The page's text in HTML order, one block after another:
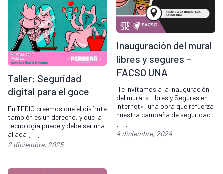
Taller: Seguridad
digital para el goce
En TEDIC creemos que el disfrute
también es un derecho, y que la
tecnología puede y debe ser una
aliada […]
2 diciembre, 2025
Inauguración del mural
libres y segures –
FACSO UNA
¡Te invitamos a la inauguración
del mural «Libres y Segures en
Internet», una obra que refuerza
nuestra campaña de seguridad
[…]
4 diciembre, 2024